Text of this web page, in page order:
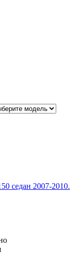
седан 2007-2010.